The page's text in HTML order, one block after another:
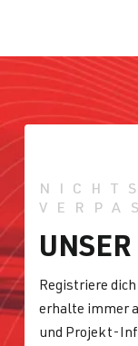
Registriere
erhalte immer
und Projekt-